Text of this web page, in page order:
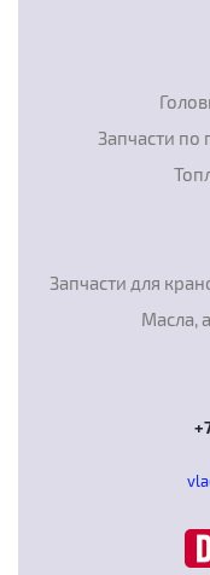
Запчасти
Запчасти для
Масла,